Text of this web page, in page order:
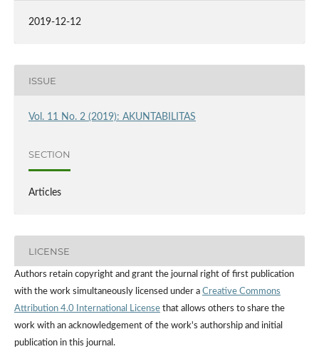
2019-12-12
ISSUE
Vol. 11 No. 2 (2019): AKUNTABILITAS
SECTION
Articles
LICENSE
Authors retain copyright and grant the journal right of first publication
with the work simultaneously licensed under a Creative Commons
Attribution 4.0 International Licensethat allows others to share the
work with an acknowledgement of the work's authorship and initial
publication in this journal.